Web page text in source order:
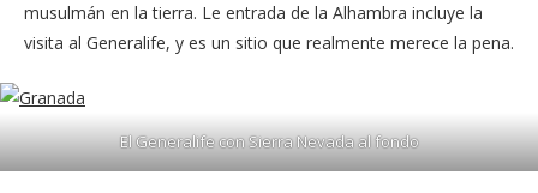
musulmán en la tierra. Le entrada de la Alhambra incluye la
visita al Generalife, y es un sitio que realmente merece la pena.
El Generalife con Sierra Nevada al fondo